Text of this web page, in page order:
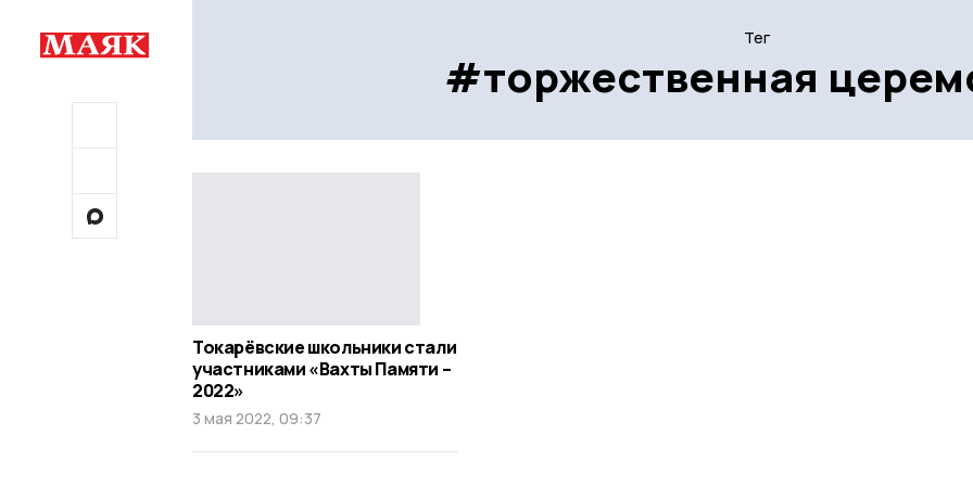
Тег
#торжественная
Токарёвские школьники стали
участниками «Вахты Памяти –
2022»
3 мая 2022, 09:37